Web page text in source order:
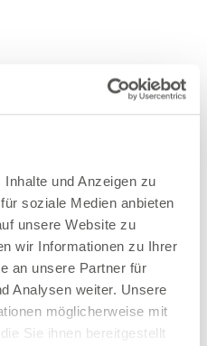
und Anzeigen zu
soziale Medien anbieten
unsere Website zu
wir Informationen zu Ihrer
an unsere Partner für
Analysen weiter. Unsere
möglicherweise mit
Sie ihnen bereitgestellt